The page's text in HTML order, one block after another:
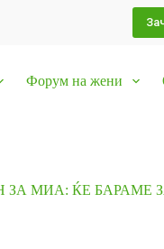
Форум на жени
ЗА МИА: ЌЕ БАРАМЕ